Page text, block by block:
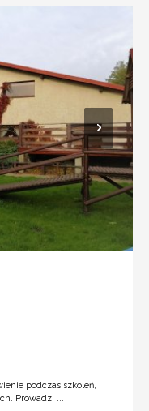
podczas szkoleń,
Prowadzi ...